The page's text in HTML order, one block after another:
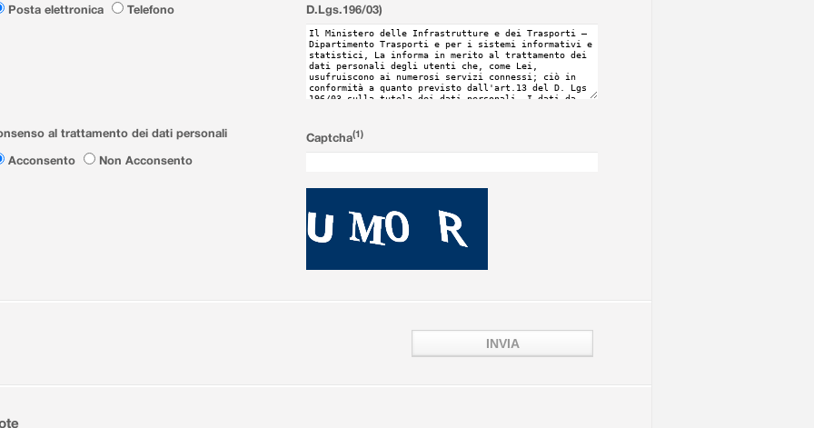
Posta elettronica
Telefono
D.Lgs.196/03)
al trattamento dei dati personali
Acconsento
Non Acconsento
Captcha(1)